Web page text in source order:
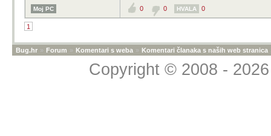
Moj PC 0 0 HVALA 0
1
Bug.hr » Forum » Komentari s weba » Komentari članaka s naših web stranica
Copyright © 2008 -